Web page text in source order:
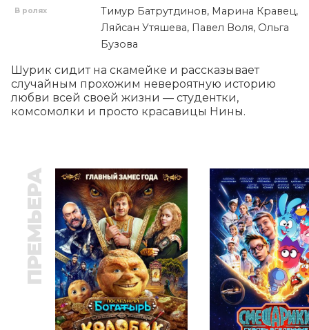
В ролях
Тимур Батрутдинов, Марина Кравец,
Ляйсан Утяшева, Павел Воля, Ольга
Бузова
Шурик сидит на скамейке и рассказывает
случайным прохожим невероятную историю
любви всей своей жизни — студентки,
комсомолки и просто красавицы Нины.
ПРЕМЬЕРА